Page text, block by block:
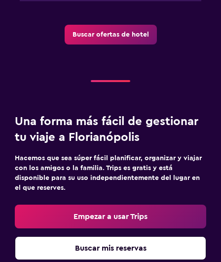
Buscar ofertas de hotel
Una forma más fácil de gestionar
tu viaje a Florianópolis
Hacemos que sea súper fácil planificar, organizar y viajar
con los amigos o la familia. Trips es gratis y está
disponible para su uso independientemente del lugar en
el que reserves.
Empezar a usar Trips
Buscar mis reservas